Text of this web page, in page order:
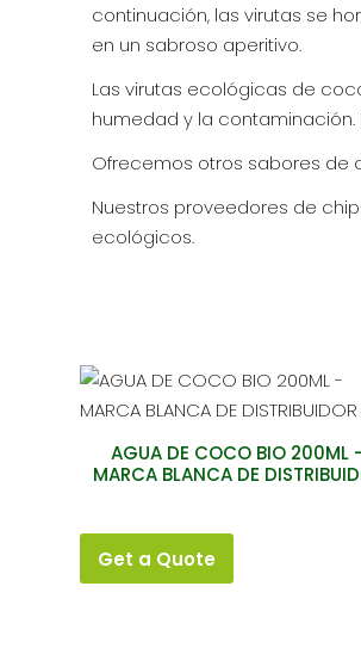
continuación, las virutas se
en un sabroso aperitivo.
Las virutas ecológicas de
humedad y la
Ofrecemos otros sabores de
Nuestros proveedores de
ecológicos.
AGUA DE COCO BIO 200ML
MARCA BLANCA DE
Get a Quote